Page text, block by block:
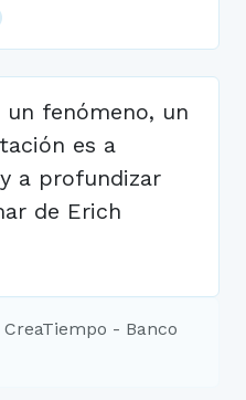
fenómeno, un
es a
a profundizar
de Erich
- Banco